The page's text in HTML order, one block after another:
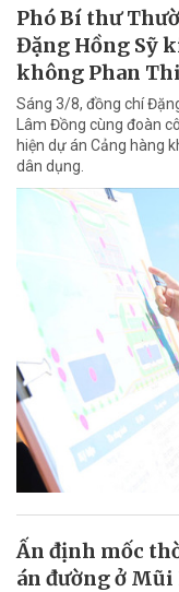
Phó Bí thư
Đặng Hồng Sỹ
không Phan
Sáng 3/8, đồng chí
Lâm Đồng cùng đoàn
hiện dự án Cảng hàng
dân dụng.
Ấn định mốc
án đường ở Mũi